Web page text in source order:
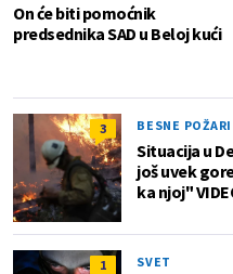
On će biti pomoćnik
predsednika SAD u Beloj kući
3 BESNE
Situacija u
još uvek
ka njoj"
1 SVET